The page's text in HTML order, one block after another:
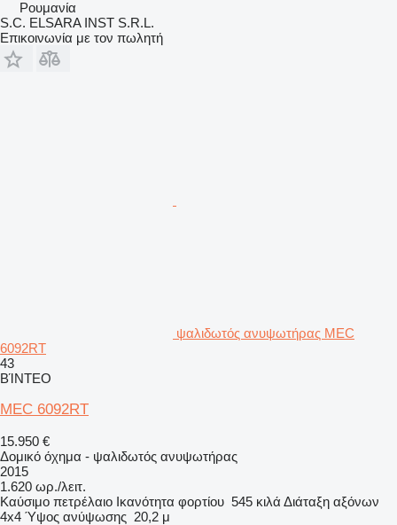
Ρουμανία
S.C. ELSARA INST S.R.L.
Επικοινωνία με τον πωλητή
ψαλιδωτός ανυψωτήρας MEC
6092RT
43
ΒΊΝΤΕΟ
MEC 6092RT
15.950 €
Δομικό όχημα - ψαλιδωτός ανυψωτήρας
2015
1.620 ωρ./λειτ.
Καύσιμο πετρέλαιο Ικανότητα φορτίου 545 κιλά Διάταξη αξόνων
4x4 Ύψος ανύψωσης 20,2 μ